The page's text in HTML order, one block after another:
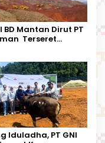
BD Mantan Dirut PT
Terseret
Barat
Iduladha, PT GNI